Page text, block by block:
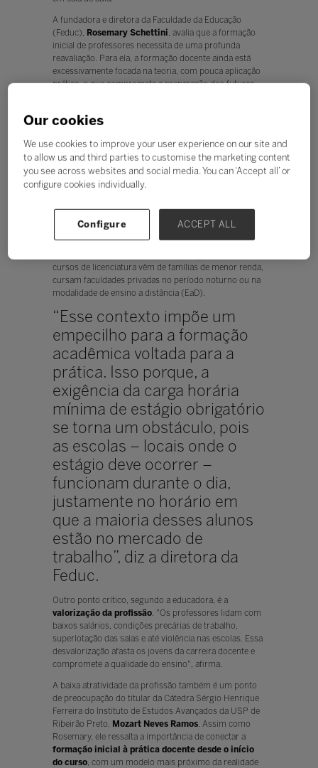
A fundadora e diretora da Faculdade da Educação
(Feduc), Rosemary Schettini , avalia que a formação
inicial de professores necessita de uma profunda
reavaliação. Para ela, a formação docente ainda está
excessivamente focada na teoria, com pouca aplicação
prática, o que compromete a preparação dos futuros
"Um professor precisa ter uma visão de mundo ampla,
aprendizagem enriquecedor. No entanto, essa não é a
nossa realidade”, comenta.
Rosemary analisa que a origem socioeconômica dos
estudantes que ingressam nos cursos de licenciatura é
concentradas nas universidades públicas, que recebem
majoritariamente estudantes provenientes de escolas
cursos de licenciatura vêm de famílias de menor renda,
cursam faculdades privadas no período noturno ou na
modalidade de ensino a distância (EaD).
“Esse contexto impõe um
empecilho para a formação
acadêmica voltada para a
prática. Isso porque, a
exigência da carga horária
mínima de estágio obrigatório
se torna um obstáculo, pois
as escolas – locais onde o
estágio deve ocorrer –
funcionam durante o dia,
justamente no horário em
que a maioria desses alunos
estão no mercado de
trabalho”, diz a diretora da
Feduc.
Outro ponto crítico, segundo a educadora, é a
valorização da profissão. "Os professores lidam com
baixos salários, condições precárias de trabalho,
superlotação das salas e até violência nas escolas. Essa
desvalorização afasta os jovens da carreira docente e
compromete a qualidade do ensino", afirma.
A baixa atratividade da profissão também é um ponto
de preocupação do titular da Cátedra Sérgio Henrique
Ferreira do Instituto de Estudos Avançados da USP de
Ribeirão Preto, Mozart Neves Ramos. Assim como
Rosemary, ele ressalta a importância de conectar a
formação inicial à prática docente desde o início
do curso, com um modelo mais próximo da realidade
Our cookies
We use cookies to improve your user experience on our site and
to allow us and third parties to customise the marketing content
you see across websites and social media. You can ‘Accept all’ or
configure cookies individually.
Configure ACCEPT ALL